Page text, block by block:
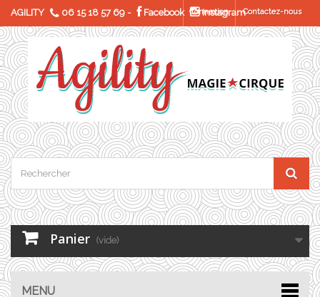
AGILITY 06 15 18 57 69 - Facebook InstagramContactez-nous
Connexion
Panier (vide)
MENU